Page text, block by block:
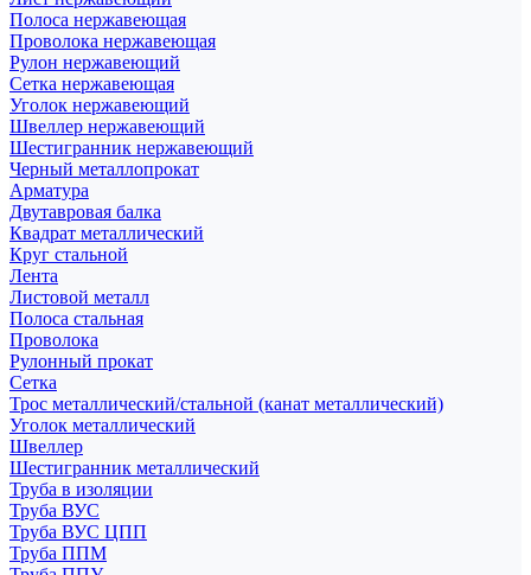
Полоса нержавеющая
Проволока нержавеющая
Рулон нержавеющий
Сетка нержавеющая
Уголок нержавеющий
Швеллер нержавеющий
Шестигранник нержавеющий
Черный металлопрокат
Арматура
Двутавровая балка
Квадрат металлический
Круг стальной
Лента
Листовой металл
Полоса стальная
Проволока
Рулонный прокат
Сетка
Трос металлический/стальной (канат металлический)
Уголок металлический
Швеллер
Шестигранник металлический
Труба в изоляции
Труба ВУС
Труба ВУС ЦПП
Труба ППМ